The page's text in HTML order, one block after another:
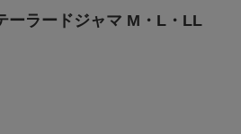
ーラードジャマ M・L・LL